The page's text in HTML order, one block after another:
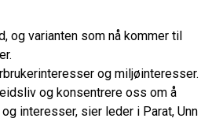
og varianten som nå kommer til
og miljøinteresser.
og konsentrere oss om å
interesser, sier leder i Parat, Unn